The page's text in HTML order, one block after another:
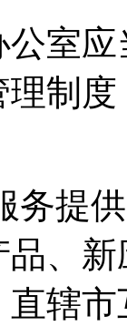
室
制
务提
、
辖